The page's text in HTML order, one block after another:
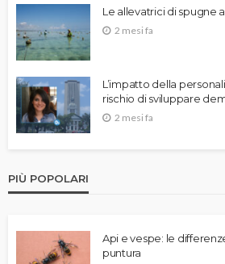
Le allevatrici di spugne
2 mesi fa
L’impatto della
rischio di sviluppare
2 mesi fa
PIÙ POPOLARI
Api e vespe: le
puntura